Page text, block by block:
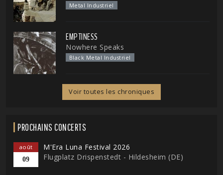
Metal Industriel
EMPTINESS
Nowhere Speaks
Black Metal Industriel
Voir toutes les chroniques
PROCHAINS CONCERTS
août
09
M'Era Luna Festival 2026
Flugplatz Drispenstedt - Hildesheim (DE)